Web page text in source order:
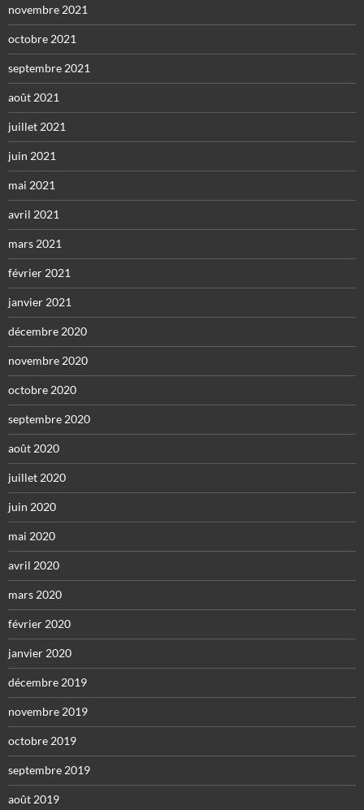
novembre 2021
octobre 2021
septembre 2021
août 2021
juillet 2021
juin 2021
mai 2021
avril 2021
mars 2021
février 2021
janvier 2021
décembre 2020
novembre 2020
octobre 2020
septembre 2020
août 2020
juillet 2020
juin 2020
mai 2020
avril 2020
mars 2020
février 2020
janvier 2020
décembre 2019
novembre 2019
octobre 2019
septembre 2019
août 2019